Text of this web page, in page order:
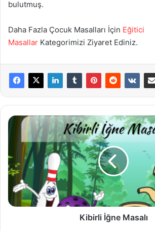
bulutmuş.
Daha Fazla Çocuk Masalları İçin Eğitici
Masallar Kategorimizi Ziyaret Ediniz.
Kibirli
İğne
Masalı
Kibirli İğne Masalı